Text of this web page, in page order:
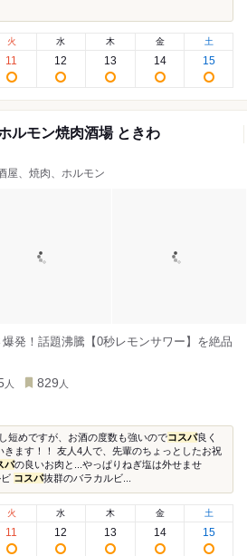
火
11
水
12
木
13
金
14
土
15
ルモン焼肉酒場 ときわ
屋、焼肉、ホルモン
発！話題沸騰【0秒レモンサワー】を絶品
人 829 人
短めですが、お酒の度数も強いのでコスパ良く
ます！！ 友人4人で、先輩のちょっとしたお祝
パの良いお肉と...やっぱりねぎ塩は外せませ
コスパ抜群のバラカルビ...
火
11
水
12
木
13
金
14
土
15